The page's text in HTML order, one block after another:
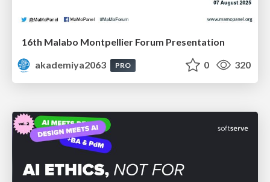
16th Malabo Montpellier Forum Presentation
akademiya2063
PRO 0 320